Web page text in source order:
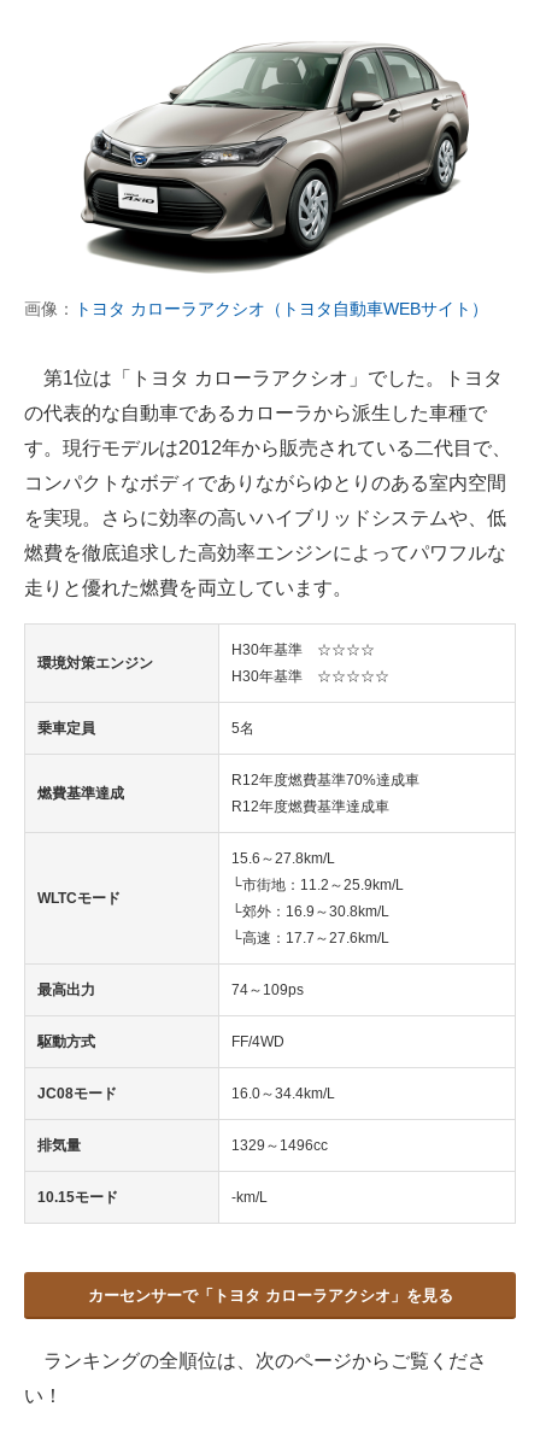
画像： トヨタ カローラアクシオ（トヨタ自動車WEBサイト）
第1位は「トヨタ カローラアクシオ」でした。トヨタ
の代表的な自動車であるカローラから派生した車種で
す。現行モデルは2012年から販売されている二代目で、
コンパクトなボディでありながらゆとりのある室内空間
を実現。さらに効率の高いハイブリッドシステムや、低
燃費を徹底追求した高効率エンジンによってパワフルな
走りと優れた燃費を両立しています。
環境対策エンジン
H30年基準 ☆☆☆☆
H30年基準 ☆☆☆☆☆
乗車定員 5名
燃費基準達成
R12年度燃費基準70%達成車
R12年度燃費基準達成車
WLTCモード
15.6～27.8km/L
└市街地：11.2～25.9km/L
└郊外：16.9～30.8km/L
└高速：17.7～27.6km/L
最高出力 74～109ps
駆動方式 FF/4WD
JC08モード 16.0～34.4km/L
排気量 1329～1496cc
10.15モード -km/L
カーセンサーで「トヨタ カローラアクシオ」を見る
ランキングの全順位は、次のページからご覧くださ
い！